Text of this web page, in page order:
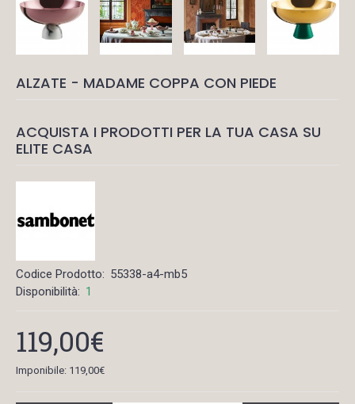
ALZATE - MADAME COPPA CON PIEDE
ACQUISTA I PRODOTTI PER LA TUA CASA SU
ELITE CASA
Codice Prodotto: 55338-a4-mb5
Disponibilità: 1
119,00€
Imponibile: 119,00€